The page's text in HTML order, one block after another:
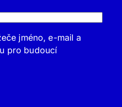
jméno, e-mail a
pro budoucí